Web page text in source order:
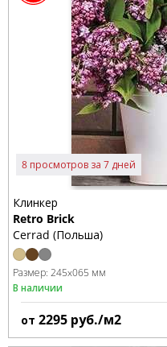
8 просмотров за 7 дней
Клинкер
Retro Brick
Cerrad (Польша)
Размер: 245x065 мм
В наличии
от 2295 руб./м2